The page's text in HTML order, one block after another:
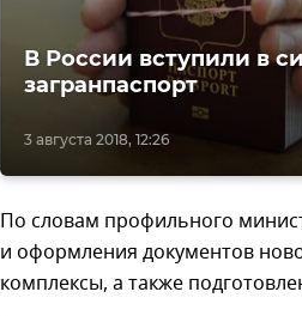
3 августа 2018, 12:26
В России вступили в
загранпаспорт
По словам профильного
и оформления документов
комплексы, а также